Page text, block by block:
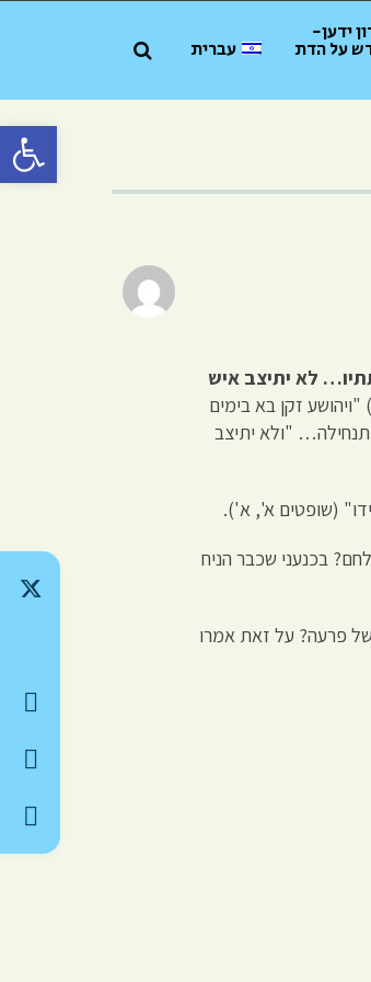
פתח
ידען-
על הדת עברית
לא יתיצב איש
זקן בא בימים
"ולא יתיצב
(שופטים א', א').
בכנעני שכבר הניח
פרעה? על זאת אמרו